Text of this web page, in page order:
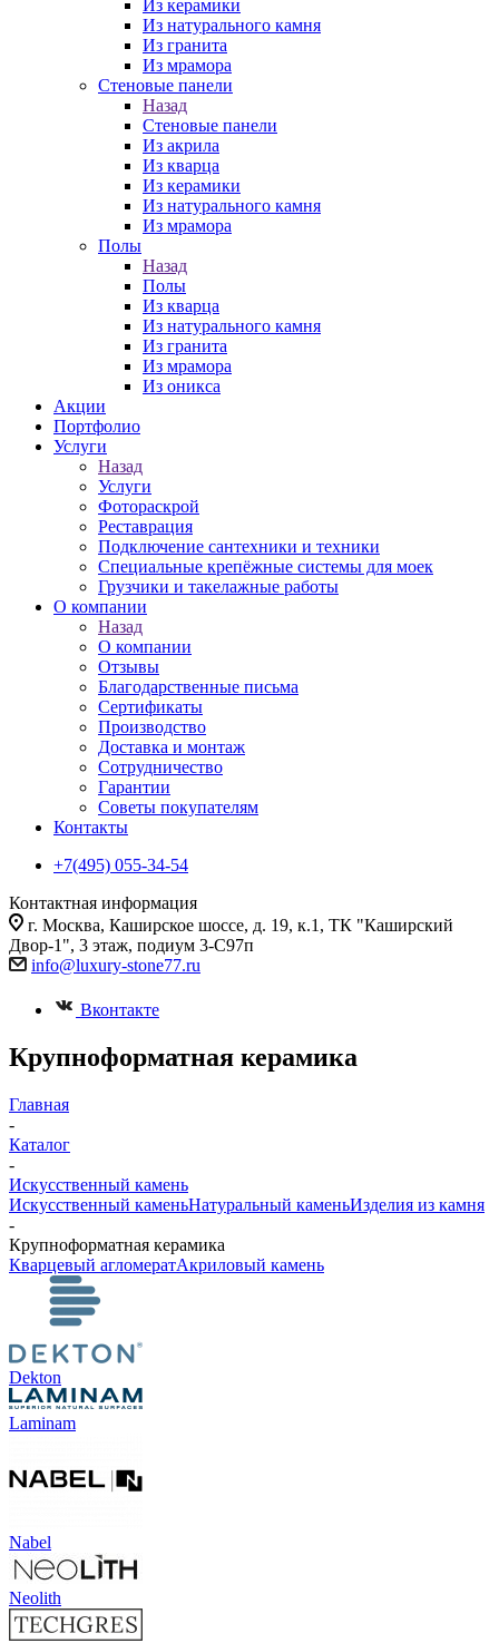
Из керамики
Из натурального камня
Из гранита
Из мрамора
Стеновые панели
Назад
Стеновые панели
Из акрила
Из кварца
Из керамики
Из натурального камня
Из мрамора
Полы
Назад
Полы
Из кварца
Из натурального камня
Из гранита
Из мрамора
Из оникса
Акции
Портфолио
Услуги
Назад
Услуги
Фотораскрой
Реставрация
Подключение сантехники и техники
Специальные крепёжные системы для моек
Грузчики и такелажные работы
О компании
Назад
О компании
Отзывы
Благодарственные письма
Сертификаты
Производство
Доставка и монтаж
Сотрудничество
Гарантии
Советы покупателям
Контакты
+7(495) 055-34-54
Контактная информация
г. Москва, Каширское шоссе, д. 19, к.1, ТК "Каширский
Двор-1", 3 этаж, подиум 3-С97п
info@luxury-stone77.ru
Вконтакте
Крупноформатная керамика
Главная
-
Каталог
-
Искусственный камень
Искусственный каменьНатуральный каменьИзделия из камня
-
Крупноформатная керамика
Кварцевый агломератАкриловый камень
Dekton
Laminam
Nabel
Neolith